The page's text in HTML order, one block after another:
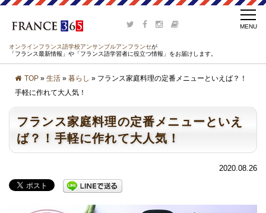
オンラインフランス語学校アンサンブルアンフランセが
「フランス最新情報」や「フランス語学習者に役立つ情報」をお届けします。
TOP » 生活 » 暮らし » フランス家庭料理の定番メニューといえば？！
手軽に作れて大人気！
フランス家庭料理の定番メニューといえ
ば？！手軽に作れて大人気！
2020.08.26